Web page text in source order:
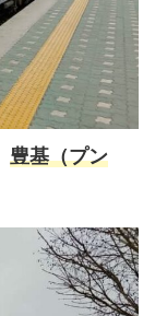
豊基（プン